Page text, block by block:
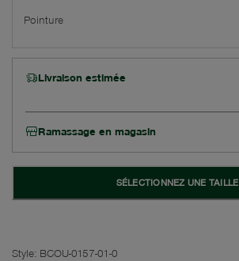
Pointure
Livraison estimée
Ramassage en magasin
SÉLECTIONNEZ UNE TAILLE
Style: BCOU-0157-01-0